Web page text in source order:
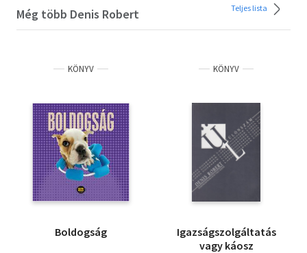
Még több Denis Robert Teljes lista
KÖNYV
Boldogság
KÖNYV
Igazságszolgáltatás
vagy káosz